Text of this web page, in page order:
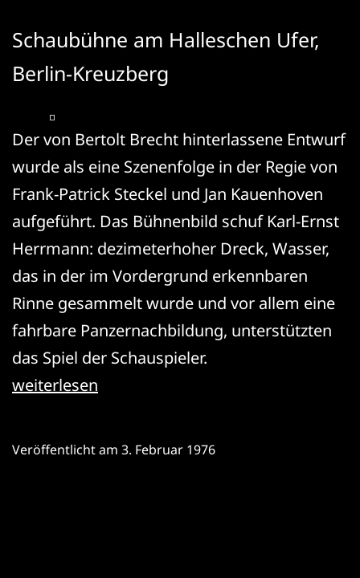
Schaubühne am Halleschen Ufer,
Berlin-Kreuzberg
Der von Bertolt Brecht hinterlassene Entwurf
wurde als eine Szenenfolge in der Regie von
Frank-Patrick Steckel und Jan Kauenhoven
aufgeführt. Das Bühnenbild schuf Karl-Ernst
Herrmann: dezimeterhoher Dreck, Wasser,
das in der im Vordergrund erkennbaren
Rinne gesammelt wurde und vor allem eine
fahrbare Panzernachbildung, unterstützten
das Spiel der Schauspieler.
Bertolt
Der
weiterlesen
Veröffentlicht am 3. Februar 1976